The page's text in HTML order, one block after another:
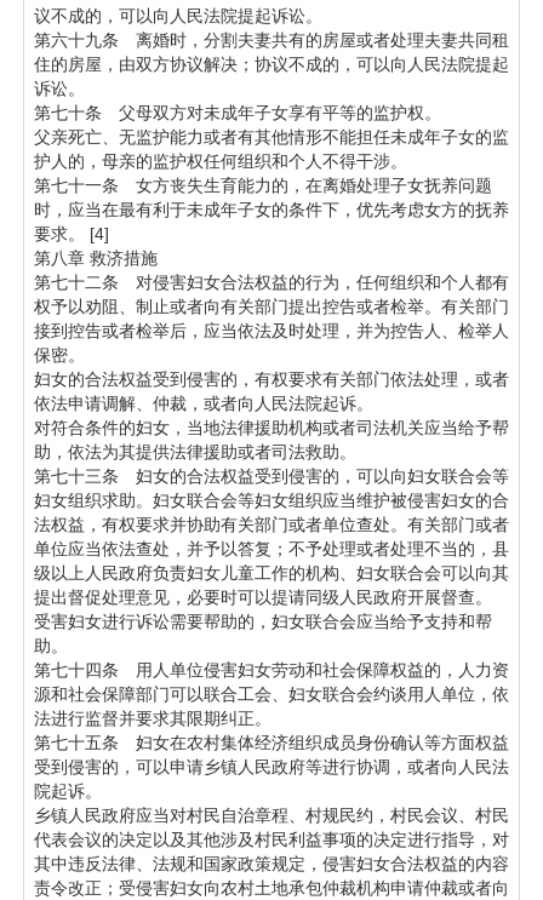
议不成的，可以向人民法院提起诉讼。
第六十九条 离婚时，分割夫妻共有的房屋或者处理夫妻共同租
住的房屋，由双方协议解决；协议不成的，可以向人民法院提起
诉讼。
第七十条 父母双方对未成年子女享有平等的监护权。
父亲死亡、无监护能力或者有其他情形不能担任未成年子女的监
护人的，母亲的监护权任何组织和个人不得干涉。
第七十一条 女方丧失生育能力的，在离婚处理子女抚养问题
时，应当在最有利于未成年子女的条件下，优先考虑女方的抚养
要求。 [4]
第八章 救济措施
第七十二条 对侵害妇女合法权益的行为，任何组织和个人都有
权予以劝阻、制止或者向有关部门提出控告或者检举。有关部门
接到控告或者检举后，应当依法及时处理，并为控告人、检举人
保密。
妇女的合法权益受到侵害的，有权要求有关部门依法处理，或者
依法申请调解、仲裁，或者向人民法院起诉。
对符合条件的妇女，当地法律援助机构或者司法机关应当给予帮
助，依法为其提供法律援助或者司法救助。
第七十三条 妇女的合法权益受到侵害的，可以向妇女联合会等
妇女组织求助。妇女联合会等妇女组织应当维护被侵害妇女的合
法权益，有权要求并协助有关部门或者单位查处。有关部门或者
单位应当依法查处，并予以答复；不予处理或者处理不当的，县
级以上人民政府负责妇女儿童工作的机构、妇女联合会可以向其
提出督促处理意见，必要时可以提请同级人民政府开展督查。
受害妇女进行诉讼需要帮助的，妇女联合会应当给予支持和帮
助。
第七十四条 用人单位侵害妇女劳动和社会保障权益的，人力资
源和社会保障部门可以联合工会、妇女联合会约谈用人单位，依
法进行监督并要求其限期纠正。
第七十五条 妇女在农村集体经济组织成员身份确认等方面权益
受到侵害的，可以申请乡镇人民政府等进行协调，或者向人民法
院起诉。
乡镇人民政府应当对村民自治章程、村规民约，村民会议、村民
代表会议的决定以及其他涉及村民利益事项的决定进行指导，对
其中违反法律、法规和国家政策规定，侵害妇女合法权益的内容
责令改正；受侵害妇女向农村土地承包仲裁机构申请仲裁或者向